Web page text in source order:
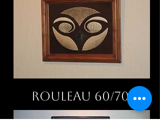
Rouleau 60/70